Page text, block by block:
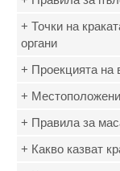
+ Точки на
органи
+ Проекцията на
+
+ Правила за
+ Какво казват